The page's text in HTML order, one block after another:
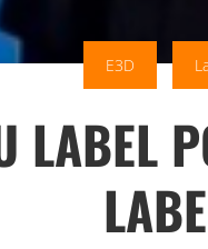
E3D
LABEL